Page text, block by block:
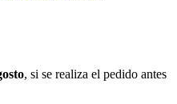
, si se realiza el pedido antes